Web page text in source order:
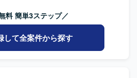
料 簡単3ステップ／
して全案件から探す